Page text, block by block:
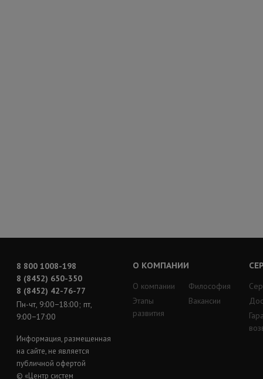
8 800 1008-198
8 (8452) 650-350
8 (8452) 42-76-77
Пн-чт, 9:00−18:00; пт,
9:00−17:00
Информация, размещенная
на сайте, не является
публичной офертой
© «Центр систем
О КОМПАНИИ
О компании
Этапы
развития
Философия
Вакансии